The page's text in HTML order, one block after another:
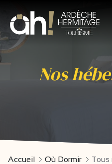
Nos
Accueil Où Dormir Tous